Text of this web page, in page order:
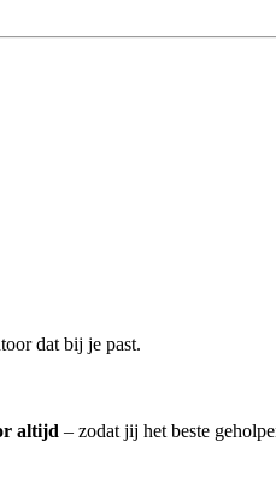
dat bij je past.
altijd – zodat jij het beste